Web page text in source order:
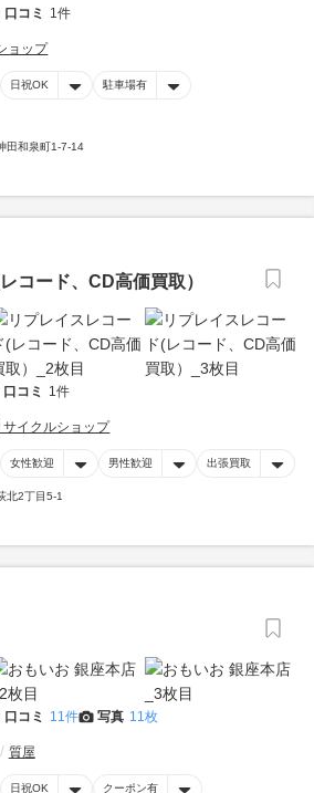
口コミ 1件
ョップ
日祝OK 駐車場有
田和泉町1-7-14
コード、CD高価買取）
口コミ 1件
サイクルショップ
女性歓迎 男性歓迎 出張買取
北2丁目5-1
口コミ 11件 写真 11枚
質屋
日祝OK クーポン有